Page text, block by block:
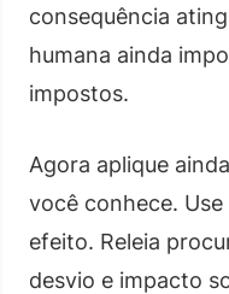
consequência
humana ainda
impostos.
Agora aplique
você conhece.
efeito. Releia
desvio e impacto